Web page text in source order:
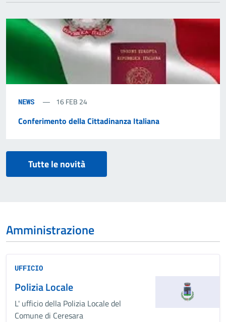
NEWS 16 FEB 24
Conferimento della Cittadinanza Italiana
Tutte le novità
Amministrazione
UFFICIO
Polizia Locale
L' ufficio della Polizia Locale del
Comune di Ceresara